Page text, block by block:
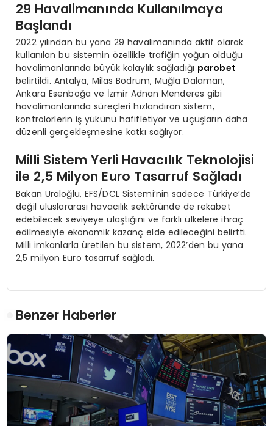
29 Havalimanında Kullanılmaya
Başlandı
2022 yılından bu yana 29 havalimanında aktif olarak
kullanılan bu sistemin özellikle trafiğin yoğun olduğu
havalimanlarında büyük kolaylık sağladığı parobet
belirtildi. Antalya, Milas Bodrum, Muğla Dalaman,
Ankara Esenboğa ve İzmir Adnan Menderes gibi
havalimanlarında süreçleri hızlandıran sistem,
kontrolörlerin iş yükünü hafifletiyor ve uçuşların daha
düzenli gerçekleşmesine katkı sağlıyor.
Milli Sistem Yerli Havacılık Teknolojisi
ile 2,5 Milyon Euro Tasarruf Sağladı
Bakan Uraloğlu, EFS/DCL Sistemi’nin sadece Türkiye’de
değil uluslararası havacılık sektöründe de rekabet
edebilecek seviyeye ulaştığını ve farklı ülkelere ihraç
edilmesiyle ekonomik kazanç elde edileceğini belirtti.
Milli imkanlarla üretilen bu sistem, 2022’den bu yana
2,5 milyon Euro tasarruf sağladı.
Benzer Haberler